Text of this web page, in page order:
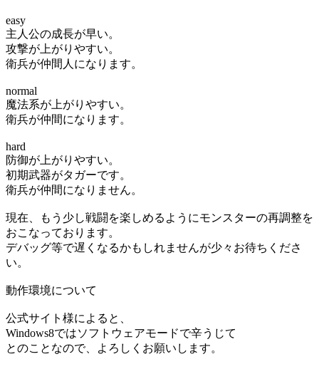
easy
主人公の成長が早い。
攻撃が上がりやすい。
衛兵が仲間人になります。
normal
魔法系が上がりやすい。
衛兵が仲間になります。
hard
防御が上がりやすい。
初期武器がタガーです。
衛兵が仲間になりません。
現在、もう少し戦闘を楽しめるようにモンスターの再調整を
おこなっております。
デバッグ等で遅くなるかもしれませんが少々お待ちくださ
い。
動作環境について
公式サイト様によると、
Windows8ではソフトウェアモードで辛うじて
とのことなので、よろしくお願いします。